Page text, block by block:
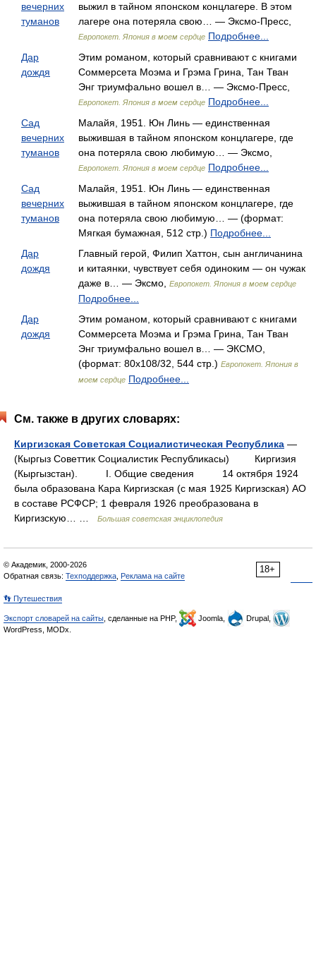
вечерних
туманов
выжил в тайном японском концлагере. В этом
лагере она потеряла свою… — Эксмо-Пресс,
Европокет. Япония в моем сердце Подробнее...
Дар
дождя
Этим романом, который сравнивают с книгами
Соммерсета Моэма и Грэма Грина, Тан Тван
Энг триумфально вошел в… — Эксмо-Пресс,
Европокет. Япония в моем сердце Подробнее...
Сад
вечерних
туманов
Малайя, 1951. Юн Линь — единственная
выжившая в тайном японском концлагере, где
она потеряла свою любимую… — Эксмо,
Европокет. Япония в моем сердце Подробнее...
Сад
вечерних
туманов
Малайя, 1951. Юн Линь — единственная
выжившая в тайном японском концлагере, где
она потеряла свою любимую… — (формат:
Мягкая бумажная, 512 стр.) Подробнее...
Дар
дождя
Главный герой, Филип Хаттон, сын англичанина
и китаянки, чувствует себя одиноким — он чужак
даже в… — Эксмо,
Европокет. Япония в моем сердце
Подробнее...
Дар
дождя
Этим романом, который сравнивают с книгами
Соммерсета Моэма и Грэма Грина, Тан Тван
Энг триумфально вошел в… — ЭКСМО,
(формат: 80x108/32, 544 стр.) Европокет. Япония в
моем сердце Подробнее...
См. также в других словарях:
Киргизская Советская Социалистическая Республика —
(Кыргыз Советтик Социалистик Республикасы) Киргизия
(Кыргызстан). I. Общие сведения 14 октября 1924
была образована Кара Киргизская (с мая 1925 Киргизская) АО
в составе РСФСР; 1 февраля 1926 преобразована в
Киргизскую… …
Большая советская энциклопедия
18+
© Академик, 2000-2026
Обратная связь: Техподдержка Реклама на сайте
👣 Путешествия
Экспорт словарей на сайты , сделанные на PHP, Joomla,
Drupal,
WordPress, MODx.